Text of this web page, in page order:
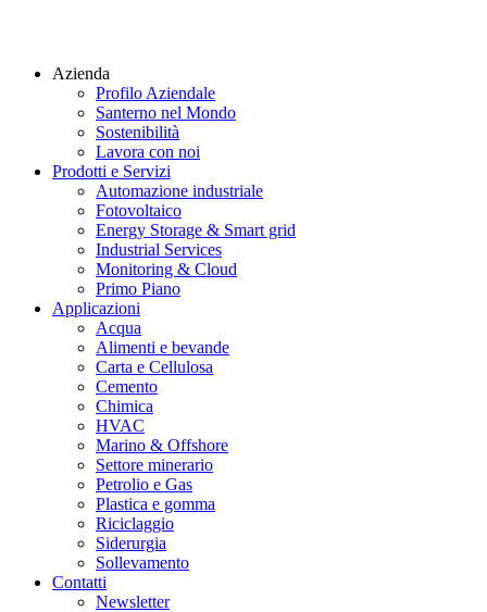
Azienda
Profilo Aziendale
Santerno nel Mondo
Sostenibilità
Lavora con noi
Prodotti e Servizi
Automazione industriale
Fotovoltaico
Energy Storage & Smart grid
Industrial Services
Monitoring & Cloud
Primo Piano
Applicazioni
Acqua
Alimenti e bevande
Carta e Cellulosa
Cemento
Chimica
HVAC
Marino & Offshore
Settore minerario
Petrolio e Gas
Plastica e gomma
Riciclaggio
Siderurgia
Sollevamento
Contatti
Newsletter